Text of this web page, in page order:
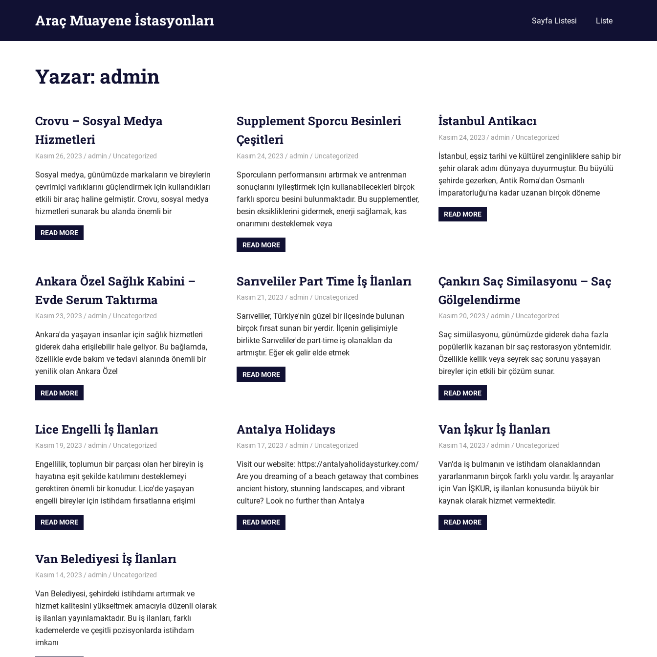
Araç Muayene İstasyonları Sayfa Listesi Liste
Yazar: admin
Crovu – Sosyal Medya
Hizmetleri
Kasım 26, 2023 admin Uncategorized
Sosyal medya, günümüzde markaların ve bireylerin
çevrimiçi varlıklarını güçlendirmek için kullandıkları
etkili bir araç haline gelmiştir. Crovu, sosyal medya
hizmetleri sunarak bu alanda önemli bir
READ MORE
Supplement Sporcu Besinleri
Çeşitleri
Kasım 24, 2023 admin Uncategorized
Sporcuların performansını artırmak ve antrenman
sonuçlarını iyileştirmek için kullanabilecekleri birçok
farklı sporcu besini bulunmaktadır. Bu supplementler,
besin eksikliklerini gidermek, enerji sağlamak, kas
onarımını desteklemek veya
READ MORE
İstanbul Antikacı
Kasım 24, 2023 admin Uncategorized
İstanbul, eşsiz tarihi ve kültürel zenginliklere sahip bir
şehir olarak adını dünyaya duyurmuştur. Bu büyülü
şehirde gezerken, Antik Roma'dan Osmanlı
İmparatorluğu'na kadar uzanan birçok döneme
READ MORE
Ankara Özel Sağlık Kabini –
Evde Serum Taktırma
Kasım 23, 2023 admin Uncategorized
Ankara'da yaşayan insanlar için sağlık hizmetleri
giderek daha erişilebilir hale geliyor. Bu bağlamda,
özellikle evde bakım ve tedavi alanında önemli bir
yenilik olan Ankara Özel
READ MORE
Sarıveliler Part Time İş İlanları
Kasım 21, 2023 admin Uncategorized
Sarıveliler, Türkiye'nin güzel bir ilçesinde bulunan
birçok fırsat sunan bir yerdir. İlçenin gelişimiyle
birlikte Sarıveliler'de part-time iş olanakları da
artmıştır. Eğer ek gelir elde etmek
READ MORE
Çankırı Saç Similasyonu – Saç
Gölgelendirme
Kasım 20, 2023 admin Uncategorized
Saç simülasyonu, günümüzde giderek daha fazla
popülerlik kazanan bir saç restorasyon yöntemidir.
Özellikle kellik veya seyrek saç sorunu yaşayan
bireyler için etkili bir çözüm sunar.
READ MORE
Lice Engelli İş İlanları
Kasım 19, 2023 admin Uncategorized
Engellilik, toplumun bir parçası olan her bireyin iş
hayatına eşit şekilde katılımını desteklemeyi
gerektiren önemli bir konudur. Lice'de yaşayan
engelli bireyler için istihdam fırsatlarına erişimi
READ MORE
Antalya Holidays
Kasım 17, 2023 admin Uncategorized
Visit our website: https://antalyaholidaysturkey.com/
Are you dreaming of a beach getaway that combines
ancient history, stunning landscapes, and vibrant
culture? Look no further than Antalya
READ MORE
Van İşkur İş İlanları
Kasım 14, 2023 admin Uncategorized
Van'da iş bulmanın ve istihdam olanaklarından
yararlanmanın birçok farklı yolu vardır. İş arayanlar
için Van İŞKUR, iş ilanları konusunda büyük bir
kaynak olarak hizmet vermektedir.
READ MORE
Van Belediyesi İş İlanları
Kasım 14, 2023 admin Uncategorized
Van Belediyesi, şehirdeki istihdamı artırmak ve
hizmet kalitesini yükseltmek amacıyla düzenli olarak
iş ilanları yayınlamaktadır. Bu iş ilanları, farklı
kademelerde ve çeşitli pozisyonlarda istihdam
imkanı